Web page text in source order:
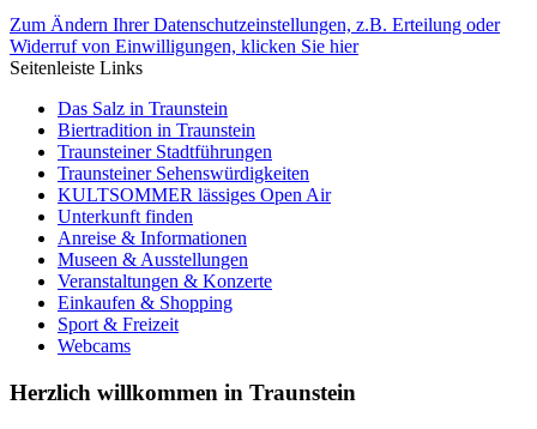
Zum Ändern Ihrer Datenschutzeinstellungen, z.B. Erteilung oder
Widerruf von Einwilligungen, klicken Sie hier
Seitenleiste Links
Das Salz in Traunstein
Biertradition in Traunstein
Traunsteiner Stadtführungen
Traunsteiner Sehenswürdigkeiten
KULTSOMMER lässiges Open Air
Unterkunft finden
Anreise & Informationen
Museen & Ausstellungen
Veranstaltungen & Konzerte
Einkaufen & Shopping
Sport & Freizeit
Webcams
Herzlich willkommen in Traunstein